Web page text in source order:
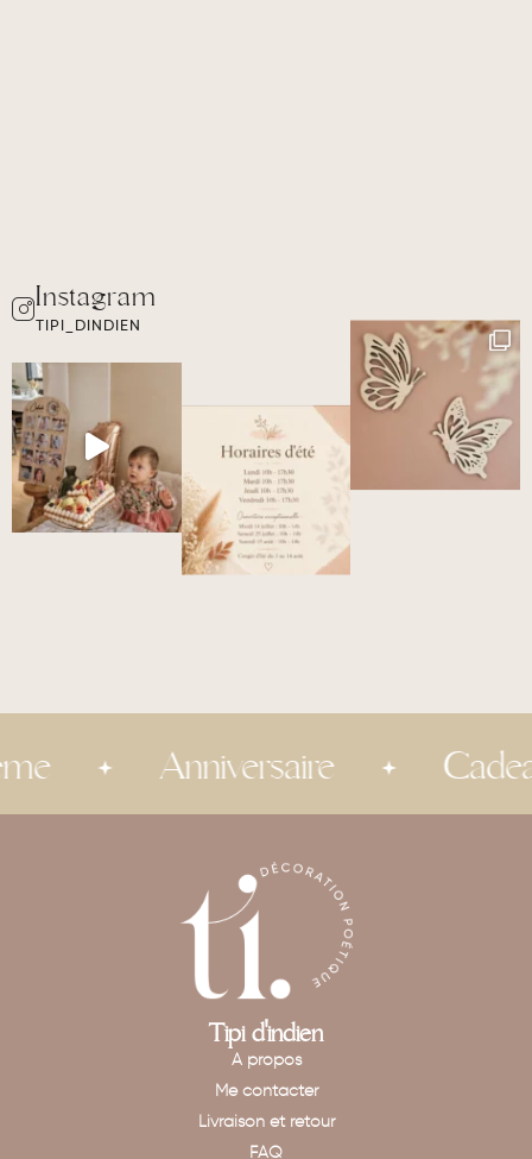
TIPI_DINDIEN
Anniversaire
Tipi d'indien
A propos
Me contacter
Livraison et retour
FAQ